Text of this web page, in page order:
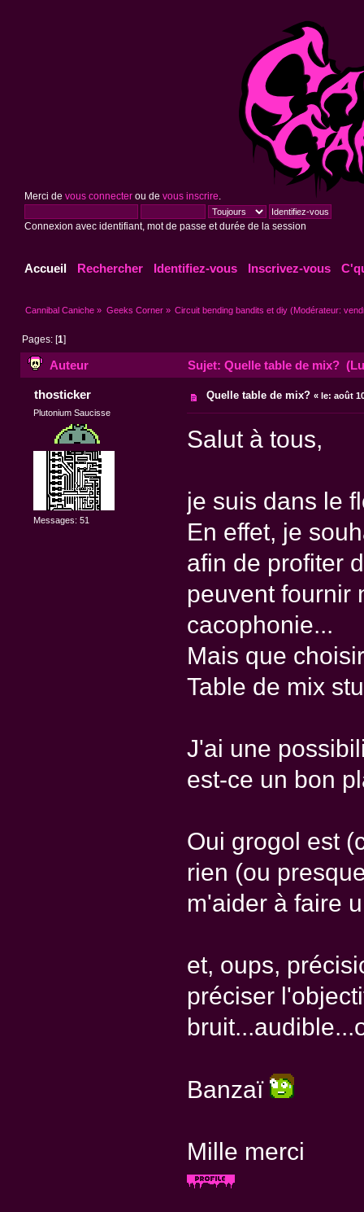
Merci de vous connecterou de vous inscrire
Connexion avec identifiant, mot de passe et durée de la session
Accueil Rechercher Identifiez-vous Inscrivez-vous
Cannibal Caniche » Geeks Corner» Circuit bending bandits et diy (Modérateur:
Pages: [1]
Auteur Sujet: Quelle table de mix?
thosticker
Plutonium Saucisse
Messages: 51
Quelle table de mix? «le: août
Salut à tous,
je suis dans le
En effet, je
afin de profiter
peuvent fournir
cacophonie...
Mais que
Table de mix
J'ai une
est-ce un bon
Oui grogol est
rien (ou
m'aider à faire
et, oups,
préciser
Banzaï
Mille merci